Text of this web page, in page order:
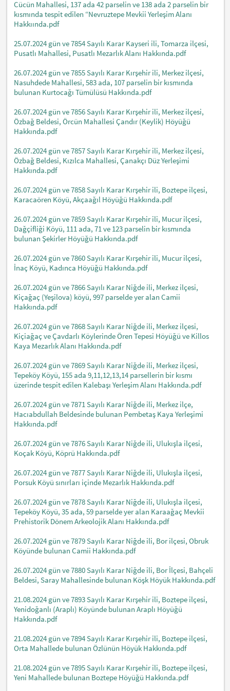
Cücün Mahallesi, 137 ada 42 parselin ve 138 ada 2 parselin bir
kısmında tespit edilen “Nevruztepe Mevkii Yerleşim Alanı
Hakkıında.pdf
25.07.2024 gün ve 7854 Sayılı Karar Kayseri ili, Tomarza ilçesi,
Pusatlı Mahallesi, Pusatlı Mezarlık Alanı Hakkında.pdf
26.07.2024 gün ve 7855 Sayılı Karar Kırşehir ili, Merkez ilçesi,
Nasuhdede Mahallesi, 583 ada, 107 parselin bir kısmında
bulunan Kurtocağı Tümülüsü Hakkında.pdf
26.07.2024 gün ve 7856 Sayılı Karar Kırşehir ili, Merkez ilçesi,
Özbağ Beldesi, Örcün Mahallesi Çandır (Keylik) Höyüğü
Hakkında.pdf
26.07.2024 gün ve 7857 Sayılı Karar Kırşehir ili, Merkez ilçesi,
Özbağ Beldesi, Kızılca Mahallesi, Çanakçı Düz Yerleşimi
Hakkında.pdf
26.07.2024 gün ve 7858 Sayılı Karar Kırşehir ili, Boztepe ilçesi,
Karacaören Köyü, Akçaağıl Höyüğü Hakkında.pdf
26.07.2024 gün ve 7859 Sayılı Karar Kırşehir ili, Mucur ilçesi,
Dağçifliği Köyü, 111 ada, 71 ve 123 parselin bir kısmında
bulunan Şekirler Höyüğü Hakkında.pdf
26.07.2024 gün ve 7860 Sayılı Karar Kırşehir ili, Mucur ilçesi,
İnaç Köyü, Kadınca Höyüğü Hakkında.pdf
26.07.2024 gün ve 7866 Sayılı Karar Niğde ili, Merkez ilçesi,
Kiçağaç (Yeşilova) köyü, 997 parselde yer alan Camii
Hakkında.pdf
26.07.2024 gün ve 7868 Sayılı Karar Niğde ili, Merkez ilçesi,
Kiçiağaç ve Çavdarlı Köylerinde Ören Tepesi Höyüğü ve Killos
Kaya Mezarlık Alanı Hakkında.pdf
26.07.2024 gün ve 7869 Sayılı Karar Niğde ili, Merkez ilçesi,
Tepeköy Köyü, 155 ada 9,11,12,13,14 parsellerin bir kısmı
üzerinde tespit edilen Kalebaşı Yerleşim Alanı Hakkında.pdf
26.07.2024 gün ve 7871 Sayılı Karar Niğde ili, Merkez ilçe,
Hacıabdullah Beldesinde bulunan Pembetaş Kaya Yerleşimi
Hakkında.pdf
26.07.2024 gün ve 7876 Sayılı Karar Niğde ili, Ulukışla ilçesi,
Koçak Köyü, Köprü Hakkında.pdf
26.07.2024 gün ve 7877 Sayılı Karar Niğde ili, Ulukışla ilçesi,
Porsuk Köyü sınırları içinde Mezarlık Hakkında.pdf
26.07.2024 gün ve 7878 Sayılı Karar Niğde ili, Ulukışla ilçesi,
Tepeköy Köyü, 35 ada, 59 parselde yer alan Karaağaç Mevkii
Prehistorik Dönem Arkeolojik Alanı Hakkında.pdf
26.07.2024 gün ve 7879 Sayılı Karar Niğde ili, Bor ilçesi, Obruk
Köyünde bulunan Camii Hakkında.pdf
26.07.2024 gün ve 7880 Sayılı Karar Niğde ili, Bor İlçesi, Bahçeli
Beldesi, Saray Mahallesinde bulunan Köşk Höyük Hakkında.pdf
21.08.2024 gün ve 7893 Sayılı Karar Kırşehir ili, Boztepe ilçesi,
Yenidoğanlı (Araplı) Köyünde bulunan Araplı Höyüğü
Hakkında.pdf
21.08.2024 gün ve 7894 Sayılı Karar Kırşehir ili, Boztepe ilçesi,
Orta Mahallede bulunan Özlünün Höyük Hakkında.pdf
21.08.2024 gün ve 7895 Sayılı Karar Kırşehir ili, Boztepe ilçesi,
Yeni Mahallede bulunan Boztepe Höyüğü Hakkında.pdf